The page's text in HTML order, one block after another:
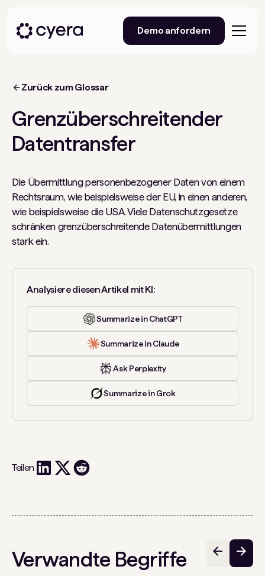
Demo anfordern
Zurück zum Glossar
Grenzüberschreitender
Datentransfer
Die Übermittlung personenbezogener Daten von einem
Rechtsraum, wie beispielsweise der EU, in einen anderen,
wie beispielsweise die USA. Viele Datenschutzgesetze
schränken grenzüberschreitende Datenübermittlungen
stark ein.
Analysiere diesen Artikel mit KI:
Summarize in ChatGPT
Summarize in Claude
Ask Perplexity
Summarize in Grok
Teilen
Verwandte Begriffe